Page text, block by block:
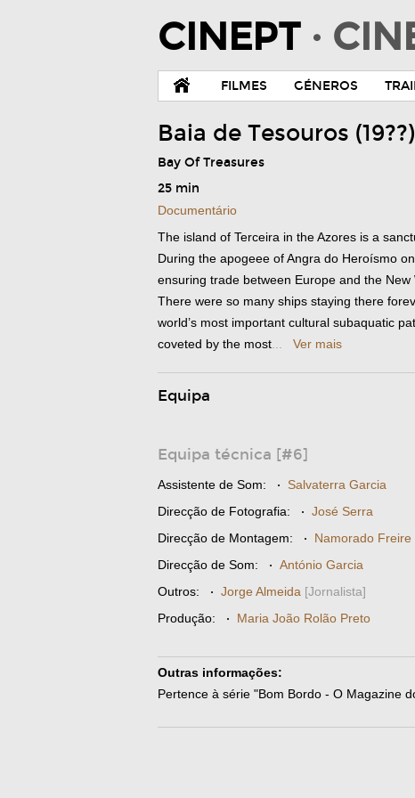
CINEPT ·
FILMES GÉNEROS
Baia de Tesouros (19??)
Bay Of Treasures
25 min
Documentário
The island of Terceira in the Azores is a
During the apogeee of Angra do Heroísmo
ensuring trade between Europe and the New
There were so many ships staying there
world’s most important cultural subaquatic
coveted by the most
Ver mais
Equipa
Equipa técnica [#6]
Assistente de Som: · Salvaterra Garcia
Direcção de Fotografia: · José Serra
Direcção de Montagem: · Namorado Freire
Direcção de Som: · António Garcia
Outros: · Jorge Almeida [Jornalista]
Produção: · Maria João Rolão Preto
Outras informações:
Pertence à série "Bom Bordo - O Magazine